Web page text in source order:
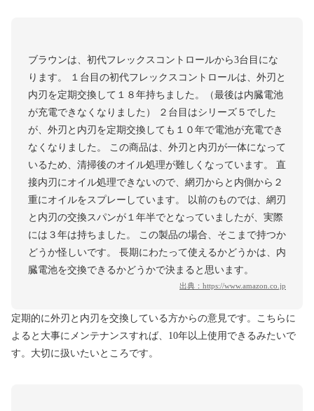
ブラウンは、初代フレックスコントロールから3台目にな
ります。 １台目の初代フレックスコントロールは、外刃と
内刃を定期交換して１８年持ちました。（最後は内臓電池
が充電できなくなりました） ２台目はシリーズ５でした
が、外刃と内刃を定期交換しても１０年で電池が充電でき
なくなりました。 この商品は、外刃と内刃が一体になって
いるため、清掃後のオイル処理が難しくなっています。 直
接内刃にオイル処理できないので、網刃からと内側から２
重にオイルをスプレーしています。 以前のものでは、網刃
と内刃の交換スパンが１年半でとなっていましたが、実際
には３年は持ちました。 この製品の場合、そこまで持つか
どうか怪しいです。 長期にわたって使えるかどうかは、内
臓電池を交換できるかどうかで決まると思います。
出典： https://www.amazon.co.jp
定期的に外刃と内刃を交換している方からの意見です。こちらに
よると大事にメンテナンスすれば、10年以上使用できるみたいで
す。大切に扱いたいところです。